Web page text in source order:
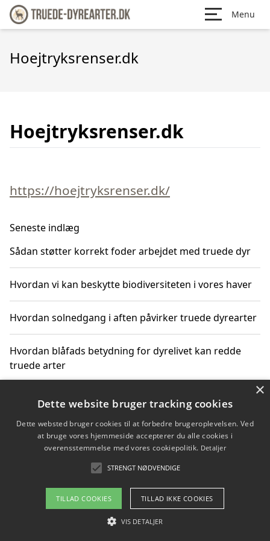
Menu
Hoejtryksrenser.dk
Hoejtryksrenser.dk
https://hoejtryksrenser.dk/
Seneste indlæg
Sådan støtter korrekt foder arbejdet med truede dyr
Hvordan vi kan beskytte biodiversiteten i vores haver
Hvordan solnedgang i aften påvirker truede dyrearter
Hvordan blåfads betydning for dyrelivet kan redde
truede arter
Hvordan kan gaver til unge voksne støtte bevarelsen
Copyright 2026 - Pilanto Aps
Om / kontakt
Blog Betingelser
×
Dette website bruger tracking cookies
Dette websted bruger cookies til at forbedre brugeroplevelsen. Ved
at bruge vores hjemmeside accepterer du alle cookies i
overensstemmelse med vores cookiepolitik. Detaljer
STRENGT NØDVENDIGE
TILLAD COOKIES TILLAD IKKE COOKIES
VIS DETALJER